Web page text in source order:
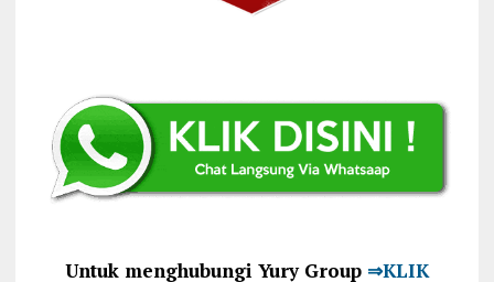
Untuk menghubungi Yury Group⇒KLIK